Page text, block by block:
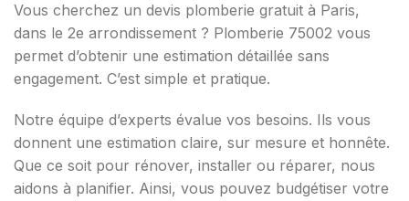
Vous cherchez un devis plomberie gratuit à Paris,
dans le 2e arrondissement ? Plomberie 75002 vous
permet d’obtenir une estimation détaillée sans
engagement. C’est simple et pratique.
Notre équipe d’experts évalue vos besoins. Ils vous
donnent une estimation claire, sur mesure et honnête.
Que ce soit pour rénover, installer ou réparer, nous
aidons à planifier. Ainsi, vous pouvez budgétiser votre